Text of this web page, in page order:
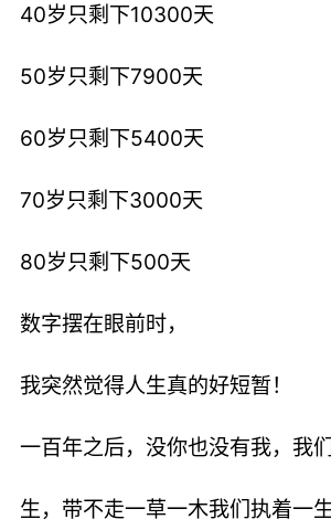
40岁只剩下10300天
50岁只剩下7900天
60岁只剩下5400天
70岁只剩下3000天
80岁只剩下500天
数字摆在眼前时，
我突然觉得人生真的好短暂！
一百年之后，没你也没有我，我
生，带不走一草一木我们执着一